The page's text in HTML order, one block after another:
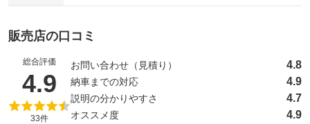
販売店の口コミ
総合評価
4.9 （5点満点中）
33件
お問い合わせ（見積り） 4.8
納車までの対応 4.9
説明の分かりやすさ 4.7
オススメ度 4.9